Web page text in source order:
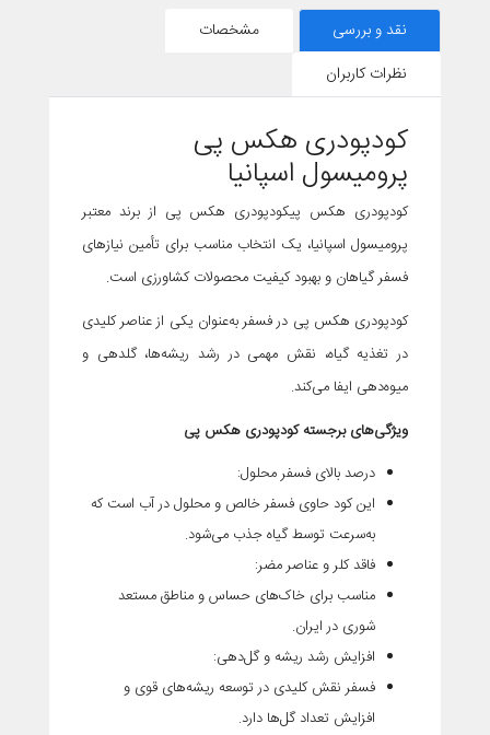
نقد و بررسی
مشخصات
نظرات کاربران
کودپودری هکس پی
پرومیسول اسپانیا
کودپودری هکس پیکودپودری هکس پی از برند معتبر
پرومیسول اسپانیا، یک انتخاب مناسب برای تأمین نیازهای
فسفر گیاهان و بهبود کیفیت محصولات کشاورزی است.
کودپودری هکس پی در فسفر به‌عنوان یکی از عناصر کلیدی
در تغذیه گیاه، نقش مهمی در رشد ریشه‌ها، گلدهی و
میوه‌دهی ایفا می‌کند.
ویژگی‌های برجسته کودپودری هکس پی
درصد بالای فسفر محلول:
این کود حاوی فسفر خالص و محلول در آب است که
به‌سرعت توسط گیاه جذب می‌شود.
فاقد کلر و عناصر مضر:
مناسب برای خاک‌های حساس و مناطق مستعد
شوری در ایران.
افزایش رشد ریشه و گل‌دهی:
فسفر نقش کلیدی در توسعه ریشه‌های قوی و
افزایش تعداد گل‌ها دارد.